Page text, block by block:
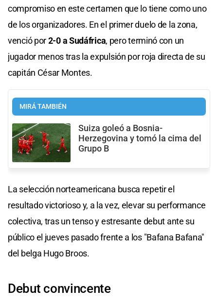
compromiso en este certamen que lo tiene como uno
de los organizadores. En el primer duelo de la zona,
venció por2-0 a Sudáfrica, pero terminó con un
jugador menos tras la expulsión por roja directa de su
capitán César Montes.
MIRÁ TAMBIÉN
Suiza goleó a Bosnia-
Herzegovina y tomó la cima del
Grupo B
La selección norteamericana busca repetir el
resultado victorioso y, a la vez, elevar su performance
colectiva, tras un tenso y estresante debut ante su
público el jueves pasado frente a los "Bafana Bafana"
del belga Hugo Broos.
Debut convincente